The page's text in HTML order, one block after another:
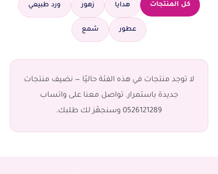
كل المنتجات هدايا زهور ورد طبيعي
عطور شمع
لا توجد منتجات في هذه الفئة حاليًا — نضيف منتجات
جديدة باستمرار. تواصل معنا على واتساب
0526121289 وسنجهّز لك طلبك.